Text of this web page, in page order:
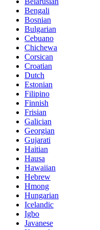
Bengali
Bosnian
Bulgarian
Cebuano
Chichewa
Corsican
Croatian
Dutch
Estonian
Filipino
Finnish
Frisian
Galician
Georgian
Gujarati
Haitian
Hausa
Hawaiian
Hebrew
Hmong
Hungarian
Icelandic
Igbo
Javanese